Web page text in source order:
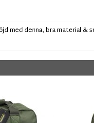
med denna, bra material &